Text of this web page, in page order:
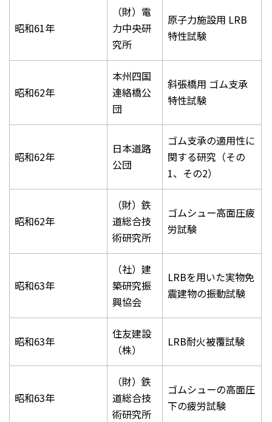
昭和61年
（財）電
力中央研
究所
原子力施設用 LRB
特性試験
昭和62年
本州四国
連絡橋公
団
斜張橋用 ゴム支承
特性試験
昭和62年
日本道路
公団
ゴム支承の適用性に
関する研究（その
1、その2）
昭和62年
（財）鉄
道総合技
術研究所
ゴムシュー高面圧疲
労試験
昭和63年
（社）建
築研究振
興協会
LRBを用いた実物免
震建物の振動試験
昭和63年
住友建設
（株）
LRB耐火被覆試験
昭和63年
（財）鉄
道総合技
術研究所
ゴムシューの高面圧
下の疲労試験